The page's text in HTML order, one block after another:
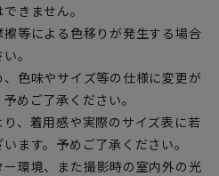
きません。
等による色移りが発生する場合
。
色味やサイズ等の仕様に変更が
めご了承ください。
、着用感や実際のサイズ表に若
ます。予めご了承ください。
環境、また撮影時の室内外の光